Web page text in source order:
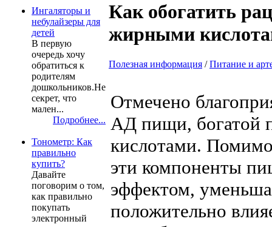
Ингаляторы и
небулайзеры для
детей
В первую
очередь хочу
обратиться к
родителям
дошкольников.Не
секрет, что
мален...
Подробнее...
Тонометр: Как
правильно
купить?
Давайте
поговорим о том,
как правильно
покупать
электронный
Как обогатить
жирными
Полезная информация /Питание и
Отмечено
АД пищи, богатой
кислотами. Помимо
эти компоненты
эффектом,
положительно